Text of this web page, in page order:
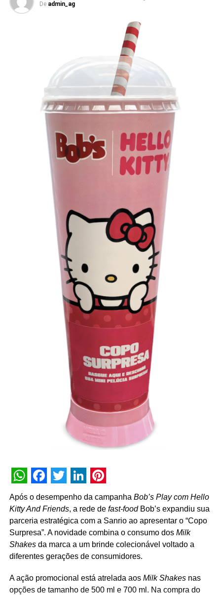
Veia”, conceito focado na valorização da cultura nacional,
da música e da hospitalidade carioca.
Os convites individuais já estão disponíveis para compra
no canal oficial da Ticketmaster, com lote inicial a partir
de R$ 3.950,00. As demais atualizações e atrações do
evento serão divulgadas nos canais oficiais do camarote
nos próximos meses.
De admin_ag
WhatsApp
Facebook
Twitter
LinkedIn
Pinterest
Após o desempenho da campanha Bob’s Play com Hello
Kitty And Friends, a rede de fast-foodBob’s expandiu sua
parceria estratégica com a Sanrio ao apresentar o “Copo
Surpresa”. A novidade combina o consumo dos Milk
Shakesda marca a um brinde colecionável voltado a
diferentes gerações de consumidores.
A ação promocional está atrelada aos Milk Shakesnas
opções de tamanho de 500 ml e 700 ml. Na compra do